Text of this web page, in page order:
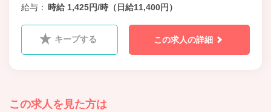
給与
時給 1,425円/時（日給11,400円）
キープする この求人の詳細
この求人を見た方は